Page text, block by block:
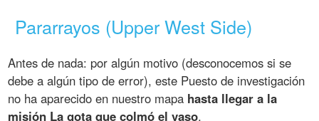
Pararrayos (Upper West Side)
Antes de nada: por algún motivo (desconocemos si se
debe a algún tipo de error), este Puesto de investigación
no ha aparecido en nuestro mapa hasta llegar a la
misión La gota que colmó el vaso.